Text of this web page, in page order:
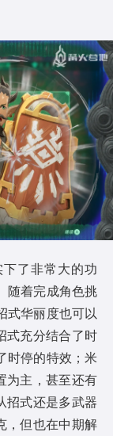
了非常大的功
随着完成角色挑
式华丽度也可以
式充分结合了时
时停的特效；米
为主，甚至还有
招式还是多武器
，但也在中期解